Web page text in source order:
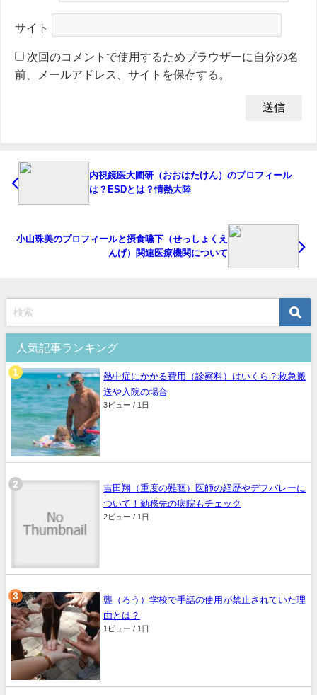
サイト
次回のコメントで使用するためブラウザーに自分の名
前、メールアドレス、サイトを保存する。
内視鏡医大圃研（おおはたけん）のプロフィール
は？ESDとは？情熱大陸
小山珠美のプロフィールと摂食嚥下（せっしょくえ
んげ）関連医療機関について
人気記事ランキング
熱中症にかかる費用（診察料）はいくら？救急搬
送や入院の場合
3ビュー / 1日
吉田翔（重度の難聴）医師の経歴やデフバレーに
ついて！勤務先の病院もチェック
2ビュー / 1日
聾（ろう）学校で手話の使用が禁止されていた理
由とは？
1ビュー / 1日